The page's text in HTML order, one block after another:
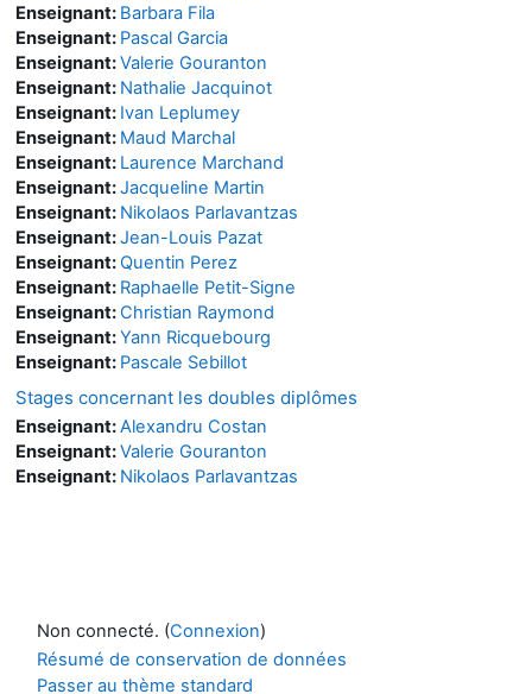
Enseignant: Barbara Fila
Enseignant: Pascal Garcia
Enseignant:Valerie Gouranton
Enseignant: Nathalie Jacquinot
Enseignant: Ivan Leplumey
Enseignant: Maud Marchal
Enseignant: Laurence Marchand
Enseignant:Jacqueline Martin
Enseignant: Nikolaos Parlavantzas
Enseignant:Jean-Louis Pazat
Enseignant:Quentin Perez
Enseignant: Raphaelle Petit-Signe
Enseignant:Christian Raymond
Enseignant:Yann Ricquebourg
Enseignant: Pascale Sebillot
Stages concernant les doubles diplômes
Enseignant:Alexandru Costan
Enseignant:Valerie Gouranton
Enseignant: Nikolaos Parlavantzas
Non connecté. (Connexion)
Résumé de conservation de données
Passer au thème standard